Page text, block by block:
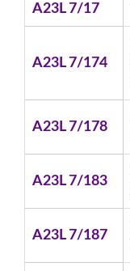
A23L 7/17
A23L 7/174
A23L 7/178
A23L 7/183
A23L 7/187